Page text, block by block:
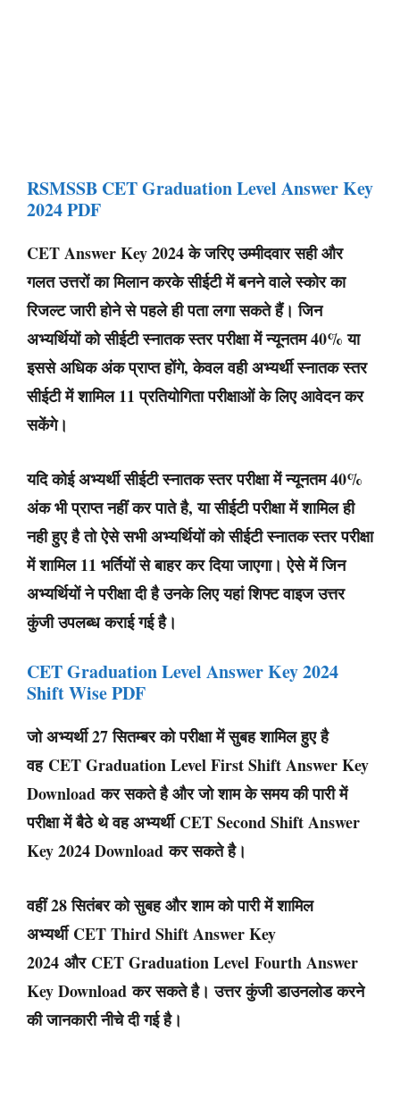
RSMSSB CET Graduation Level Answer Key
2024 PDF
CET Answer Key 2024 के जरिए उम्मीदवार सही और
गलत उत्तरों का मिलान करके सीईटी में बनने वाले स्कोर का
रिजल्ट जारी होने से पहले ही पता लगा सकते हैं। जिन
अभ्यर्थियों को सीईटी स्नातक स्तर परीक्षा में न्यूनतम 40% या
इससे अधिक अंक प्राप्त होंगे, केवल वही अभ्यर्थी स्नातक स्तर
सीईटी में शामिल 11 प्रतियोगिता परीक्षाओं के लिए आवेदन कर
सकेंगे।
यदि कोई अभ्यर्थी सीईटी स्नातक स्तर परीक्षा में न्यूनतम 40%
अंक भी प्राप्त नहीं कर पाते है, या सीईटी परीक्षा में शामिल ही
नही हुए है तो ऐसे सभी अभ्यर्थियों को सीईटी स्नातक स्तर परीक्षा
में शामिल 11 भर्तियों से बाहर कर दिया जाएगा। ऐसे में जिन
अभ्यर्थियों ने परीक्षा दी है उनके लिए यहां शिफ्ट वाइज उत्तर
कुंजी उपलब्ध कराई गई है।
CET Graduation Level Answer Key 2024
Shift Wise PDF
जो अभ्यर्थी 27 सितम्बर को परीक्षा में सुबह शामिल हुए है
वह CET Graduation Level First Shift Answer Key
Downloadकर सकते है और जो शाम के समय की पारी में
परीक्षा में बैठे थे वह अभ्यर्थीCET Second Shift Answer
Key 2024 Downloadकर सकते है।
वहीं 28 सितंबर को सुबह और शाम को पारी में शामिल
अभ्यर्थीCET Third Shift Answer Key
2024 और CET Graduation Level Fourth Answer
Key Downloadकर सकते है। उत्तर कुंजी डाउनलोड करने
की जानकारी नीचे दी गई है।